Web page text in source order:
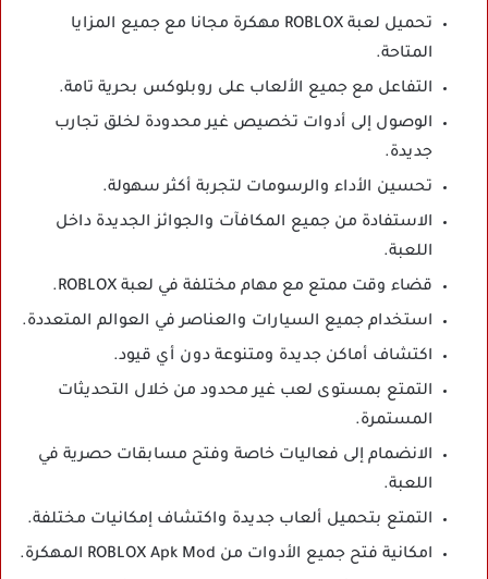
تحميل لعبة ROBLOX مهكرة مجانا مع جميع المزايا
المتاحة.
التفاعل مع جميع الألعاب على روبلوكس بحرية تامة.
الوصول إلى أدوات تخصيص غير محدودة لخلق تجارب
جديدة.
تحسين الأداء والرسومات لتجربة أكثر سهولة.
الاستفادة من جميع المكافآت والجوائز الجديدة داخل
اللعبة.
قضاء وقت ممتع مع مهام مختلفة في لعبة ROBLOX.
استخدام جميع السيارات والعناصر في العوالم المتعددة.
اكتشاف أماكن جديدة ومتنوعة دون أي قيود.
التمتع بمستوى لعب غير محدود من خلال التحديثات
المستمرة.
الانضمام إلى فعاليات خاصة وفتح مسابقات حصرية في
اللعبة.
التمتع بتحميل ألعاب جديدة واكتشاف إمكانيات مختلفة.
امكانية فتح جميع الأدوات من ROBLOX Apk Mod المهكرة.